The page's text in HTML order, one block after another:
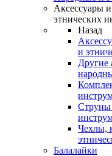
Аксессуары
этнических
Назад
и
Другие
Струны
Чехлы,
Балалайки